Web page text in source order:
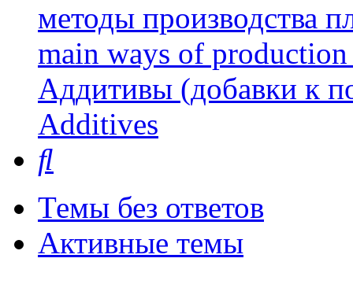
методы производства
main ways of
Аддитивы (добавки к
Additives
Темы без ответов
Активные темы